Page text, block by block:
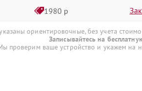
1980 р
ориентировочные, без учета
Записывайтесь на
проверим ваше устройство и укажем на